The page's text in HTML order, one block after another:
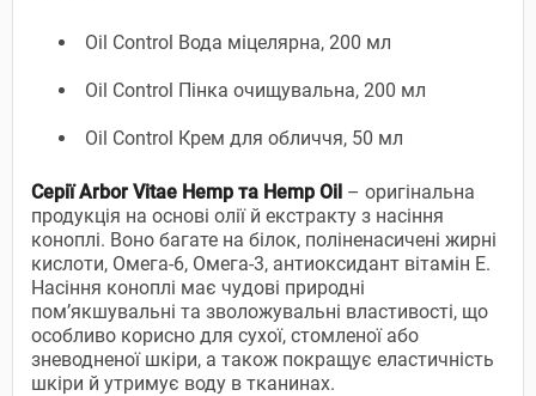
Oil Control Вода міцелярна, 200 мл
Oil Control Пінка очищувальна, 200 мл
Oil Control Крем для обличчя, 50 мл
Серії Arbor Vitae Hemp та Hemp Oil – оригінальна
продукція на основі олії й екстракту з насіння
коноплі. Воно багате на білок, поліненасичені жирні
кислоти, Омега-6, Омега-3, антиоксидант вітамін Е.
Насіння коноплі має чудові природні
пом’якшувальні та зволожувальні властивості, що
особливо корисно для сухої, стомленої або
зневодненої шкіри, а також покращує еластичність
шкіри й утримує воду в тканинах.